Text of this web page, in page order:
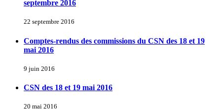
septembre 2016
22 septembre 2016
Comptes-rendus des commissions du CSN des 18 et 19
mai 2016
9 juin 2016
CSN des 18 et 19 mai 2016
20 mai 2016